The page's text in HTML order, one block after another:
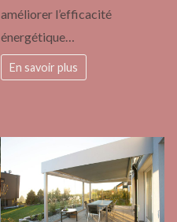
améliorer l’efficacité
énergétique…
En savoir plus